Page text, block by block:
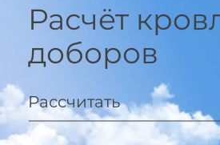
Расчёт
доборов
Рассчитать